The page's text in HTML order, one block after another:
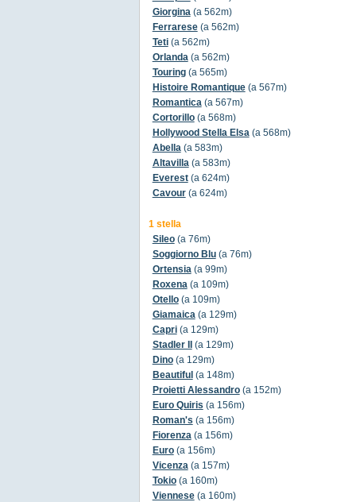
Giorgina(a 562m)
Ferrarese(a 562m)
Teti(a 562m)
Orlanda(a 562m)
Touring(a 565m)
Histoire Romantique(a 567m)
Romantica(a 567m)
Cortorillo(a 568m)
Hollywood Stella Elsa(a 568m)
Abella(a 583m)
Altavilla(a 583m)
Everest(a 624m)
Cavour(a 624m)
1 stella
Sileo(a 76m)
Soggiorno Blu(a 76m)
Ortensia(a 99m)
Roxena(a 109m)
Otello(a 109m)
Giamaica(a 129m)
Capri(a 129m)
Stadler II
(a 129m)
Dino(a 129m)
Beautiful (a 148m)
Proietti Alessandro(a 152m)
Euro Quiris (a 156m)
Roman's (a 156m)
Fiorenza(a 156m)
Euro(a 156m)
Vicenza(a 157m)
Tokio(a 160m)
Viennese(a 160m)